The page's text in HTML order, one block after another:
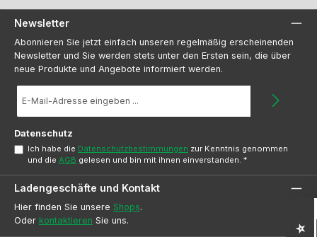
Newsletter
Abonnieren Sie jetzt einfach unseren regelmäßig erscheinenden
Newsletter und Sie werden stets unter den Ersten sein, die über
neue Produkte und Angebote informiert werden.
Mail-
Datenschutz
Ich habe die Datenschutzbestimmungen zur Kenntnis genommen
und dieAGB gelesen und bin mit ihnen einverstanden.*
Ladengeschäfte und Kontakt
Hier finden Sie unsere Shops.
Oder kontaktieren Sie uns.